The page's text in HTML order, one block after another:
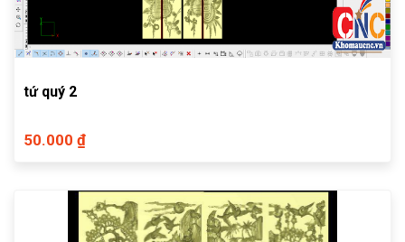
tứ quý 2
50.000 ₫